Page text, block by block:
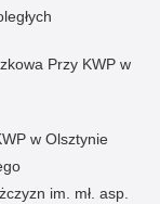
Przy KWP w
w Olsztynie
im. mł. asp.